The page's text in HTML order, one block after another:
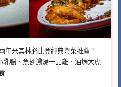
年米其林必比登經典粵菜推薦！
乳鴨、魚翅濃湯一品雞、油焗大虎